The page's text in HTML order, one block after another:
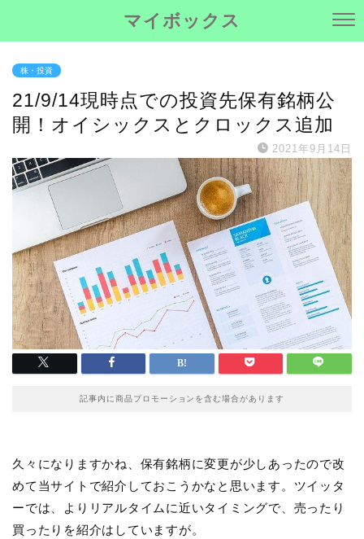
マイボックス
株・投資
21/9/14現時点での投資先保有銘柄公
開！オイシックスとクロックス追加
2021年9月14日
記事内に商品プロモーションを含む場合があります
久々になりますかね、保有銘柄に変更が少しあったので改
めて当サイトで紹介しておこうかなと思います。ツイッタ
ーでは、よりリアルタイムに近いタイミングで、売ったり
買ったりを紹介はしていますが。